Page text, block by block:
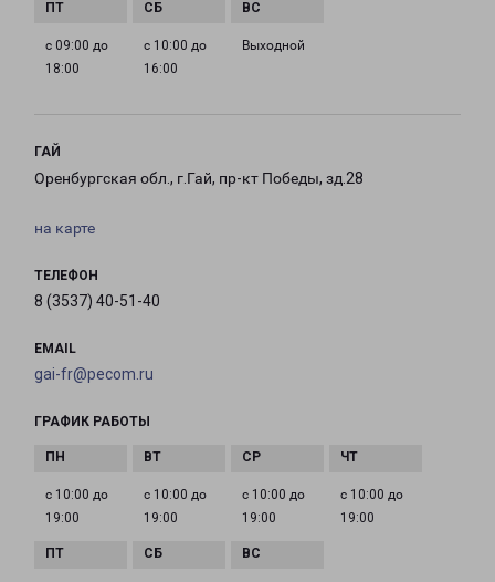
с 09:00 до
18:00
с 10:00 до
16:00
Выходной
ГАЙ
Оренбургская обл., г.Гай, пр-кт Победы, зд.28
на карте
ТЕЛЕФОН
8 (3537) 40-51-40
EMAIL
gai-fr@pecom.ru
ГРАФИК РАБОТЫ
с 10:00 до
19:00
с 10:00 до
19:00
с 10:00 до
19:00
с 10:00 до
19:00